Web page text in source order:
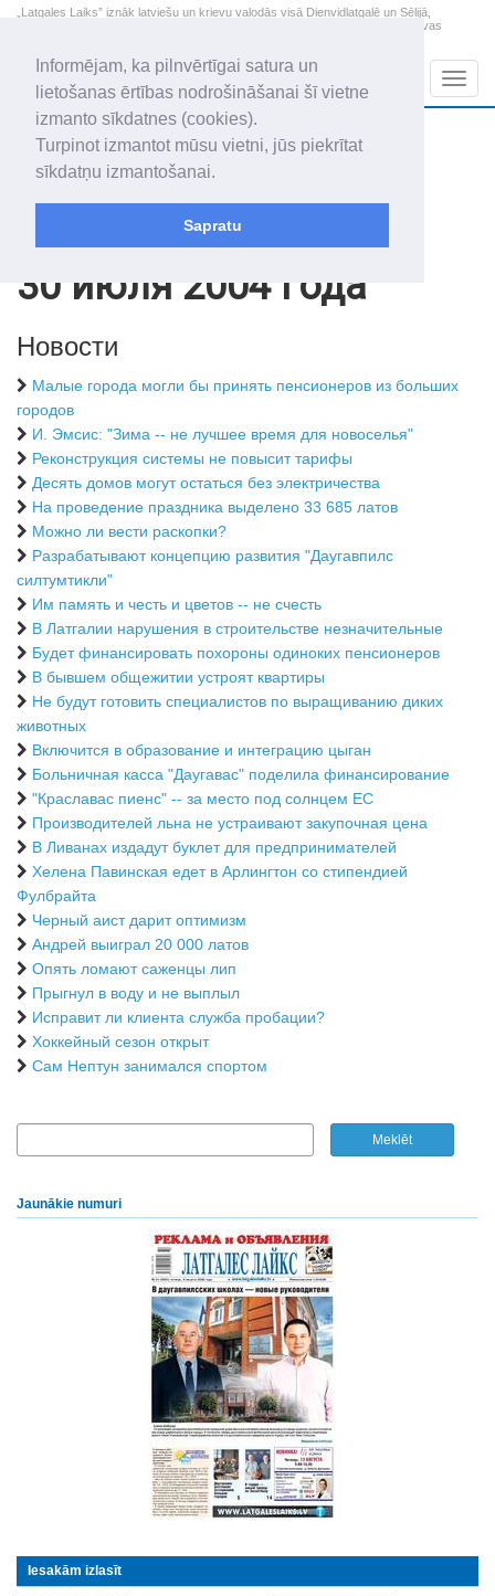
Informējam, ka pilnvērtīgai satura un
lietošanas ērtības nodrošināšanai šī vietne
izmanto sīkdatnes (cookies).
Turpinot izmantot mūsu vietni, jūs piekrītat
sīkdatņu izmantošanai.
Sapratu
„Latgales Laiks” iznāk latviešu un krievu valodās visā Dienvidlatgalē un Sēlijā,
„Latgales Laiks” latviešu valodā aptver Daugavpils valstspilsētu, Augšdaugavas
2026. gada 7. augusts
Piektdiena
Alfrēds, Fredis, Madars
+20.7
30 июля 2004 года
Новости
Малые города могли бы принять пенсионеров из больших
городов
И. Эмсис: "Зима -- не лучшее время для новоселья"
Реконструкция системы не повысит тарифы
Десять домов могут остаться без электричества
На проведение праздника выделено 33 685 латов
Можно ли вести раскопки?
Разрабатывают концепцию развития "Даугавпилс
силтумтикли"
Им память и честь и цветов -- не счесть
В Латгалии нарушения в строительстве незначительные
Будет финансировать похороны одиноких пенсионеров
В бывшем общежитии устроят квартиры
Не будут готовить специалистов по выращиванию диких
животных
Включится в образование и интеграцию цыган
Больничная касса "Даугавас" поделила финансирование
"Краславас пиенс" -- за место под солнцем ЕС
Производителей льна не устраивают закупочная цена
В Ливанах издадут буклет для предпринимателей
Хелена Павинская едет в Арлингтон со стипендией
Фулбрайта
Черный аист дарит оптимизм
Андрей выиграл 20 000 латов
Опять ломают саженцы лип
Прыгнул в воду и не выплыл
Исправит ли клиента служба пробации?
Хоккейный сезон открыт
Сам Нептун занимался спортом
Jaunākie numuri
Iesakām izlasīt